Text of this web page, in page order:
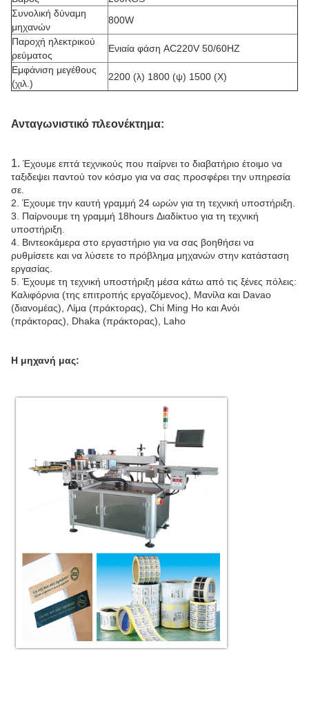
Συνολική δύναμη
μηχανών
800W
Παροχή ηλεκτρικού
ρεύματος
Ενιαία φάση AC220V 50/60HZ
Εμφάνιση μεγέθους
(χιλ.)
2200 (λ) 1800 (ψ) 1500 (Χ)
Ανταγωνιστικό πλεονέκτημα:
1. Έχουμε επτά τεχνικούς που παίρνει το διαβατήριο έτοιμο να
ταξιδεψει παντού τον κόσμο για να σας προσφέρει την υπηρεσία
σε.
2. Έχουμε την καυτή γραμμή 24 ωρών για τη τεχνική υποστήριξη.
3. Παίρνουμε τη γραμμή 18hours Διαδίκτυο για τη τεχνική
υποστήριξη.
4. Βιντεοκάμερα στο εργαστήριο για να σας βοηθήσει να
ρυθμίσετε και να λύσετε το πρόβλημα μηχανών στην κατάσταση
εργασίας.
5. Έχουμε τη τεχνική υποστήριξη μέσα κάτω από τις ξένες πόλεις:
Καλιφόρνια (της επιτροπής εργαζόμενος), Μανίλα και Davao
(διανομέας), Λίμα (πράκτορας), Chi Ming Ho και Ανόι
(πράκτορας), Dhaka (πράκτορας), Laho
Η μηχανή μας: